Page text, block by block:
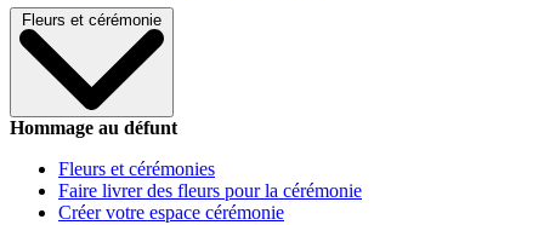
Fleurs et cérémonie
Hommage au défunt
Fleurs et cérémonies
Faire livrer des fleurs pour la cérémonie
Créer votre espace cérémonie